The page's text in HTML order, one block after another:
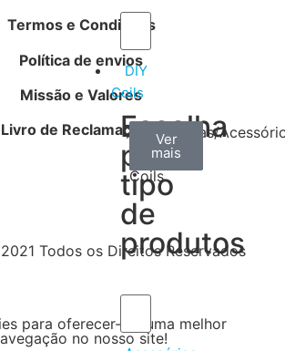
DIY
Coils
Escolha
por
tipo
de
produtos
Arame
Coils
Ver
mais
Algodão
Ver
mais
Ferramentas/
Ver
mais
Termos e Condições
Política de envios
Missão e Valores
Livro de Reclamações
Todos os Direitos Reservados
para oferecer-lhe uma melhor
no nosso site!